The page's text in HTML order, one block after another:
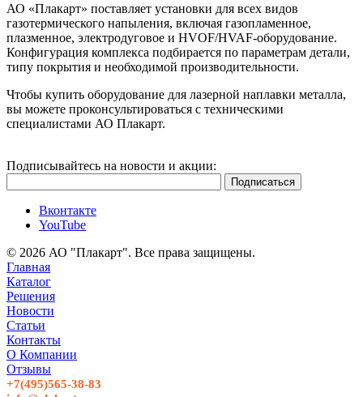
АО «Плакарт» поставляет установки для всех видов
газотермического напыления, включая газопламенное,
плазменное, электродуговое и HVOF/HVAF-оборудование.
Конфигурация комплекса подбирается по параметрам детали,
типу покрытия и необходимой производительности.
Чтобы купить оборудование для лазерной наплавки металла,
вы можете проконсультироваться с техническими
специалистами АО Плакарт.
Подписывайтесь на новости и акции:
Вконтакте
YouTube
© 2026 АО "Плакарт". Все права защищены.
Главная
Каталог
Решения
Новости
Статьи
Контакты
О Компании
Отзывы
+7(495)565-38-83